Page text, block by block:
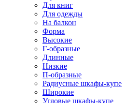
Для книг
Для одежды
На балкон
Форма
Высокие
Г-образные
Длинные
Низкие
П-образные
Радиусные шкафы-купе
Широкие
Угловые шкафы-купе